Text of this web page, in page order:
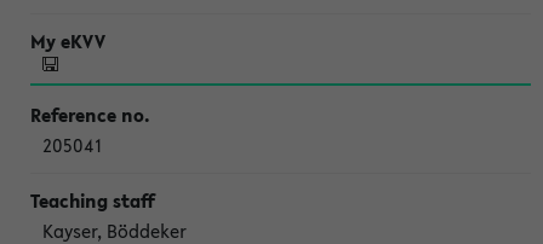
205041
Kayser, Böddeker